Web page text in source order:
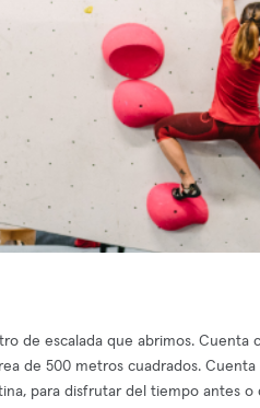
de escalada que abrimos. Cuenta
de 500 metros cuadrados.
para disfrutar del tiempo antes o